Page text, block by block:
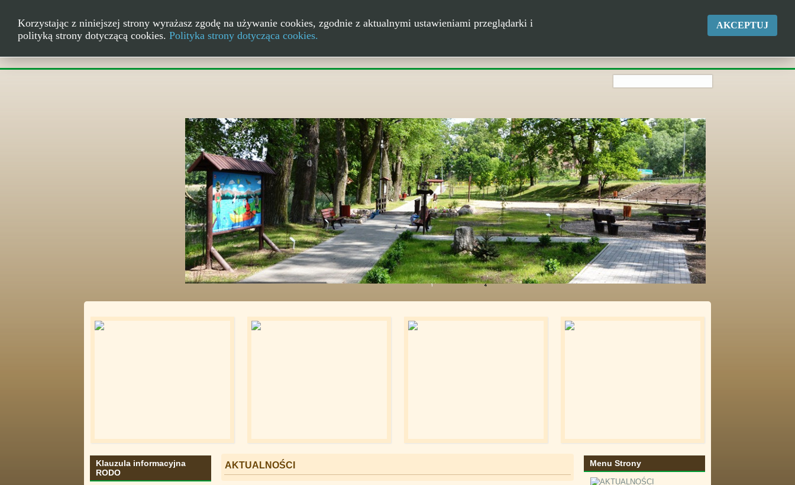
Ścieżki nad jeziorem w Kikole
Klauzula informacyjna
RODO
AKTUALNOŚCI Menu Strony
Korzystając z niniejszej strony wyrażasz zgodę na używanie cookies, zgodnie z aktualnymi ustawieniami przeglądarki i
polityką strony dotyczącą cookies. Polityka strony dotycząca cookies.
AKCEPTUJ